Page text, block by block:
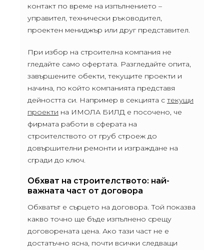
контакт по време на изпълнението –
управител, технически ръководител,
проектен мениджър или друг представител.
При избор на строителна компания не
гледайте само офертата. Разгледайте опита,
завършените обекти, текущите проекти и
начина, по който компанията представя
дейността си. Например в секцията с текущи
проекти на ИМОЛА БИЛД е посочено, че
фирмата работи в сферата на
строителството от груб строеж до
довършителни ремонти и изграждане на
сгради до ключ.
Обхват на строителството: най-
важната част от договора
Обхватът е сърцето на договора. Той показва
какво точно ще бъде изпълнено срещу
договорената цена. Ако тази част не е
достатъчно ясна, почти всички следващи